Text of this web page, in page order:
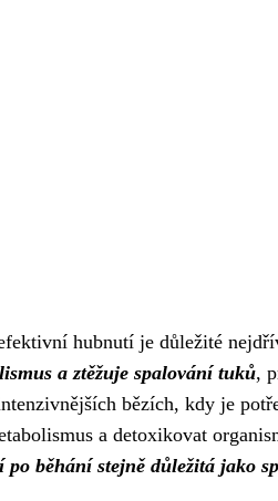
hubnutí je důležité
a ztěžuje spalování tuků,
bězích, kdy je
a detoxikovat
běhání stejně důležitá jako